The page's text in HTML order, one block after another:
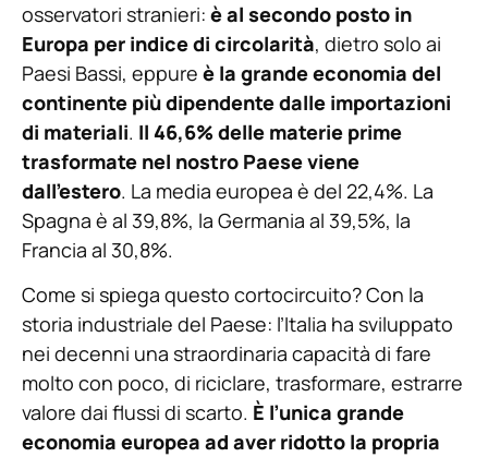
osservatori stranieri: è al secondo posto in
Europa per indice di circolarità, dietro solo ai
Paesi Bassi, eppure è la grande economia del
continente più dipendente dalle importazioni
di materiali. Il 46,6% delle materie prime
trasformate nel nostro Paese viene
dall’estero. La media europea è del 22,4%. La
Spagna è al 39,8%, la Germania al 39,5%, la
Francia al 30,8%.
Come si spiega questo cortocircuito? Con la
storia industriale del Paese: l’Italia ha sviluppato
nei decenni una straordinaria capacità di fare
molto con poco, di riciclare, trasformare, estrarre
valore dai flussi di scarto. È l’unica grande
economia europea ad aver ridotto la propria